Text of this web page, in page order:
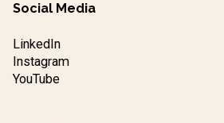
Social Media
LinkedIn
Instagram
YouTube